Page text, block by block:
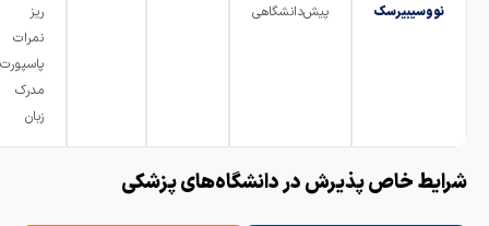
نووسیبیرسک
پیش‌دانشگاهی
نمرات
پاسپورت
خاص پذیرش در دانشگاه‌های پزشکی